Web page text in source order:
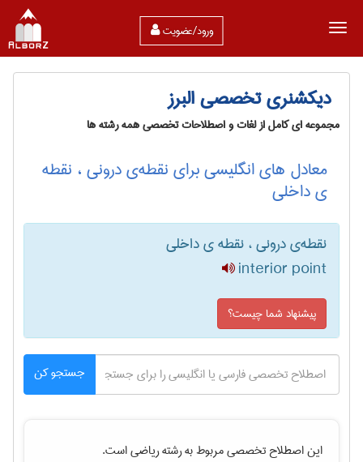
ورود/عضویت
دیکشنری تخصصی البرز
مجموعه ای کامل از لغات و اصطلاحات تخصصی همه رشته ها
معادل های انگلیسی برای نقطه‌ی درونی ، نقطه
ی داخلی
نقطه‌ی درونی ، نقطه ی داخلی
interior point
پیشنهاد شما چیست؟
جستجو کن
این اصطلاح تخصصی مربوط به رشتهرياضیاست.